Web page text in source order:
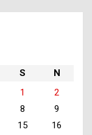
S
N
1
2
8
9
15
16